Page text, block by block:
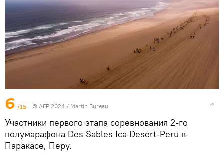
6 /15 © AFP 2024 / Martin Bureau
Участники первого этапа соревнования 2-го
полумарафона Des Sables Ica Desert-Peru в
Паракасе, Перу.